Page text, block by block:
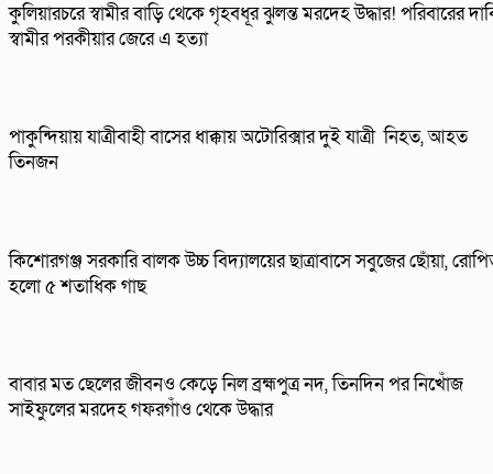
কুলিয়ারচরে স্বামীর বাড়ি থেকে গৃহবধূর ঝুলন্ত মরদেহ উদ্ধার! পরিবারের
স্বামীর পরকীয়ার জেরে এ হত্যা
পাকুন্দিয়ায় যাত্রীবাহী বাসের ধাক্কায় অটোরিক্সার দুই যাত্রী নিহত, আহত
তিনজন
কিশোরগঞ্জ সরকারি বালক উচ্চ বিদ্যালয়ের ছাত্রাবাসে সবুজের ছোঁয়া,
হলো ৫ শতাধিক গাছ
বাবার মত ছেলের জীবনও কেড়ে নিল ব্রহ্মপুত্র নদ, তিনদিন পর নিখোঁজ
সাইফুলের মরদেহ গফরগাঁও থেকে উদ্ধার